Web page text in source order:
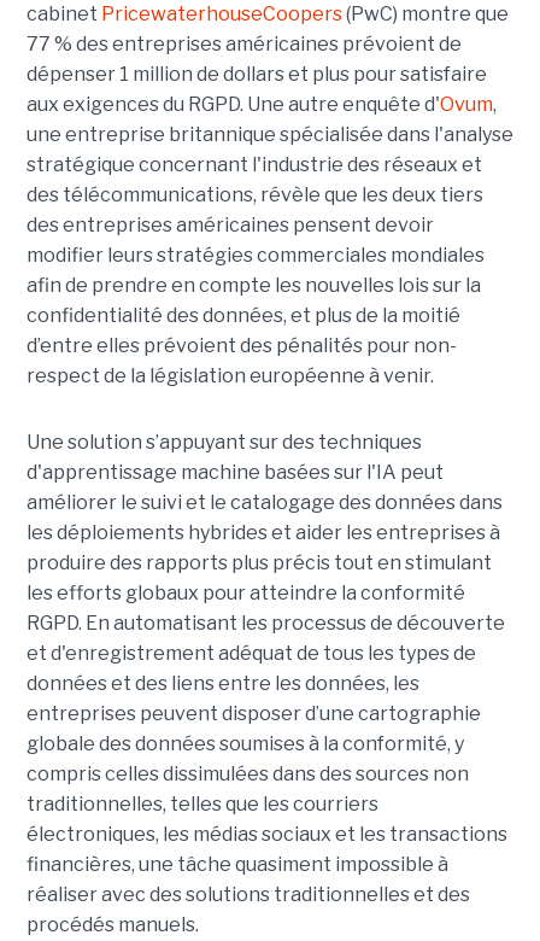
cabinet PricewaterhouseCoopers(PwC) montre que
77 % des entreprises américaines prévoient de
dépenser 1 million de dollars et plus pour satisfaire
aux exigences du RGPD. Une autre enquête d'Ovum,
une entreprise britannique spécialisée dans l'analyse
stratégique concernant l'industrie des réseaux et
des télécommunications, révèle que les deux tiers
des entreprises américaines pensent devoir
modifier leurs stratégies commerciales mondiales
afin de prendre en compte les nouvelles lois sur la
confidentialité des données, et plus de la moitié
d’entre elles prévoient des pénalités pour non-
respect de la législation européenne à venir.
Une solution s’appuyant sur des techniques
d'apprentissage machine basées sur l'IA peut
améliorer le suivi et le catalogage des données dans
les déploiements hybrides et aider les entreprises à
produire des rapports plus précis tout en stimulant
les efforts globaux pour atteindre la conformité
RGPD. En automatisant les processus de découverte
et d'enregistrement adéquat de tous les types de
données et des liens entre les données, les
entreprises peuvent disposer d’une cartographie
globale des données soumises à la conformité, y
compris celles dissimulées dans des sources non
traditionnelles, telles que les courriers
électroniques, les médias sociaux et les transactions
financières, une tâche quasiment impossible à
réaliser avec des solutions traditionnelles et des
procédés manuels.